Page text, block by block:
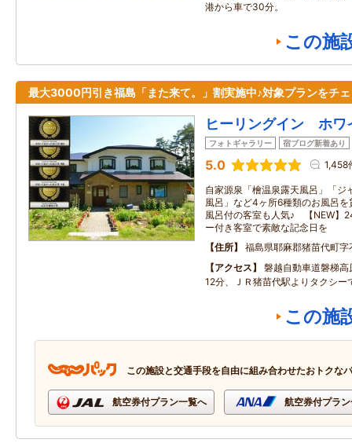
港から車で30分。
この施
最大3000円引き福島「また来て。」割実施中♪対象プランをチ
ヒーリングイン ホワ
フォトギャラリー 宿ブログ新着あり
5.0 1,458
自家源泉「檜温泉露天風呂」「ジ
風呂」など4ヶ所6種類のお風呂
風呂付の客室も人気♪ 【NEW】
ー付き客室で素敵な記念日を
住所
福島県耶麻郡猪苗代町
アクセス
磐越自動車道磐梯
12分、ＪＲ猪苗代駅よりタクシー
この施
この施設と交通手段を自由に組み合わせたおトクな
航空券付プラン一覧へ 航空券付プラ